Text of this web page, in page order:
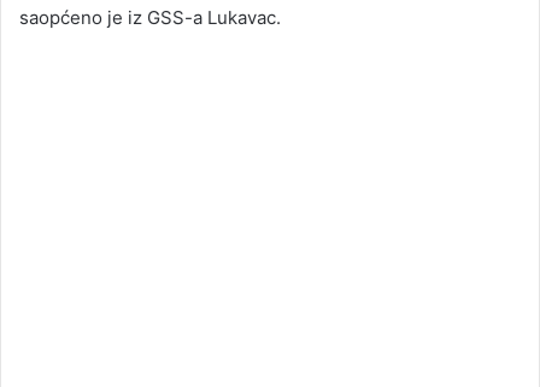
saopćeno je iz GSS-a Lukavac.